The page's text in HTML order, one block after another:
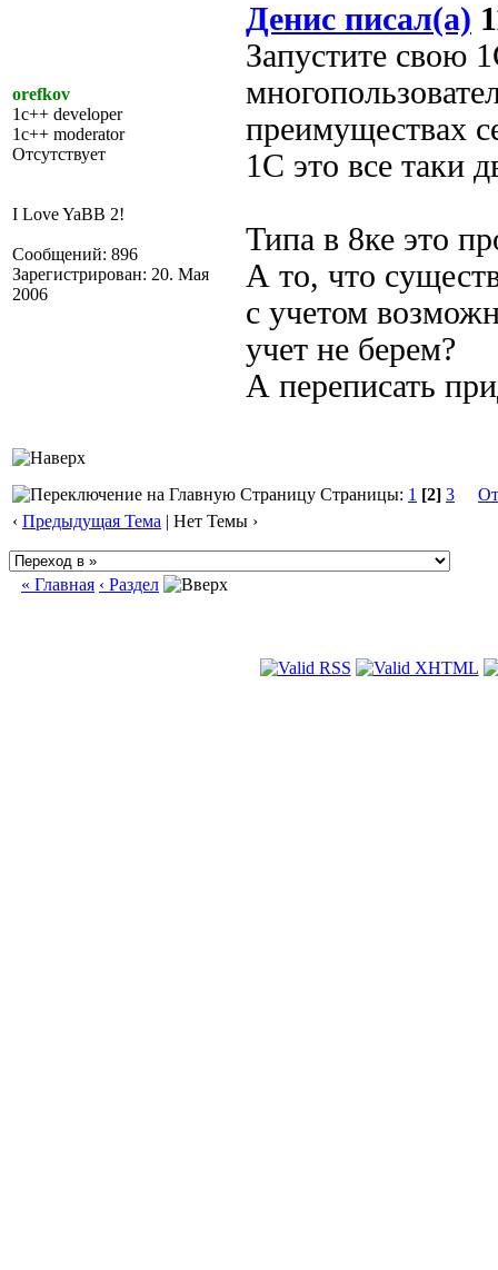
orefkov
1c++ developer
1c++ moderator
Отсутствует
I Love YaBB 2!
Сообщений: 896
Зарегистрирован: 20. Мая
2006
Денис писал(а)
Запустите свою
преимуществах
1С это все таки
Типа в 8ке это
А то, что
с учетом
учет не берем?
А переписать
Страницы: 1 [2] 3
‹ Предыдущая Тема | Нет Темы ›
« Главная ‹ Раздел